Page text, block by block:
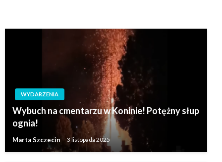
WYDARZENIA
Wybuch na cmentarzu w Koninie! Potężny słup
ognia!
Marta Szczecin 3 listopada 2025